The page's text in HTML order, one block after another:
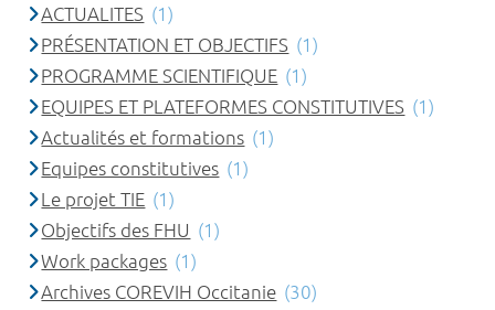
ACTUALITES (1)
PRÉSENTATION ET OBJECTIFS (1)
PROGRAMME SCIENTIFIQUE (1)
EQUIPES ET PLATEFORMES CONSTITUTIVES (1)
Actualités et formations (1)
Equipes constitutives (1)
Le projet TIE (1)
Objectifs des FHU (1)
Work packages (1)
Archives COREVIH Occitanie (30)